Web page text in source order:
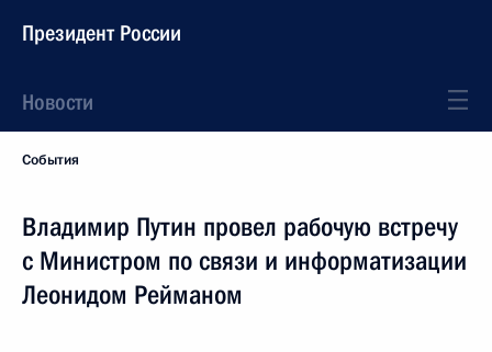
Президент России
Новости
События
Владимир Путин провел рабочую встречу
с Министром по связи и информатизации
Леонидом Рейманом